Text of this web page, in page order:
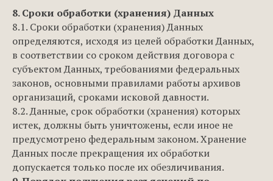
8. Сроки обработки (хранения) Данных
8.1. Сроки обработки (хранения) Данных
определяются, исходя из целей обработки Данных,
в соответствии со сроком действия договора с
субъектом Данных, требованиями федеральных
законов, основными правилами работы архивов
организаций, сроками исковой давности.
8.2. Данные, срок обработки (хранения) которых
истек, должны быть уничтожены, если иное не
предусмотрено федеральным законом. Хранение
Данных после прекращения их обработки
допускается только после их обезличивания.